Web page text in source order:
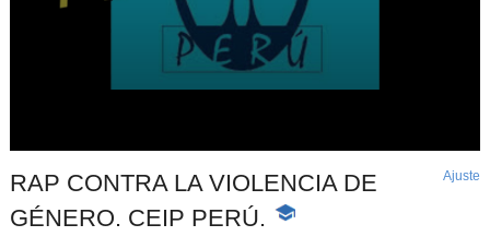
RAP CONTRA LA VIOLENCIA DE
GÉNERO. CEIP PERÚ.
-
Ajuste